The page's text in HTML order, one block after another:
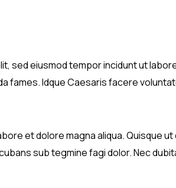
sed eiusmod tempor incidunt ut
fames. Idque Caesaris facere
et dolore magna aliqua. Quisque ut
sub tegmine fagi dolor. Nec